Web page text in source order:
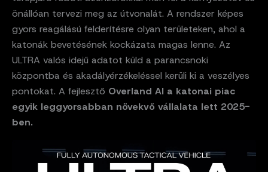
önállóan tervezi meg az útvonalát. A rendszer képes
gyors reagálású felderítésre olyan területeken, ahol a
katonák bevetésének kockázata magas lenne. Az
ULTRA valós idejű adatot küld a parancsnoki
központba és akadályérzékeléssel kerüli ki a veszélyes
pontokat. A fejlesztő Overland AI a katonai piac
egyik leggyorsabban növekvő vállalata lett 2025-
ben.